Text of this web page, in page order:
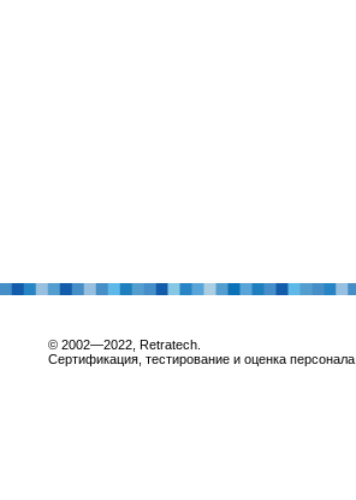
© 2002—2022, Retratech.
Сертификация, тестирование и оценка персонала.